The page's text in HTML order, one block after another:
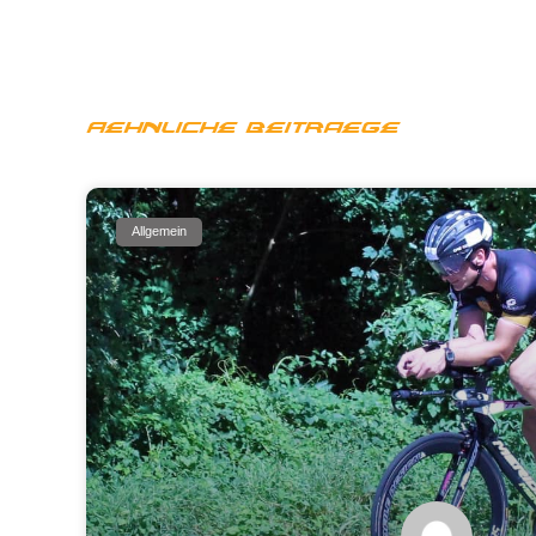
Aehnliche Beitraege
Allgemein